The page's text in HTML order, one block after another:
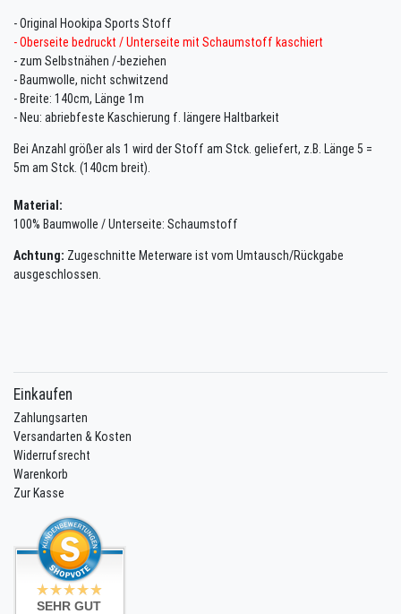
- Original Hookipa Sports Stoff
- Oberseite bedruckt / Unterseite mit Schaumstoff kaschiert
- zum Selbstnähen /-beziehen
- Baumwolle, nicht schwitzend
- Breite: 140cm, Länge 1m
- Neu: abriebfeste Kaschierung f. längere Haltbarkeit
Bei Anzahl größer als 1 wird der Stoff am Stck. geliefert, z.B. Länge 5 =
5m am Stck. (140cm breit).
Material:
100% Baumwolle / Unterseite: Schaumstoff
Achtung: Zugeschnitte Meterware ist vom Umtausch/Rückgabe
ausgeschlossen.
Einkaufen
Zahlungsarten
Versandarten & Kosten
Widerrufsrecht
Warenkorb
Zur Kasse
SEHR GUT